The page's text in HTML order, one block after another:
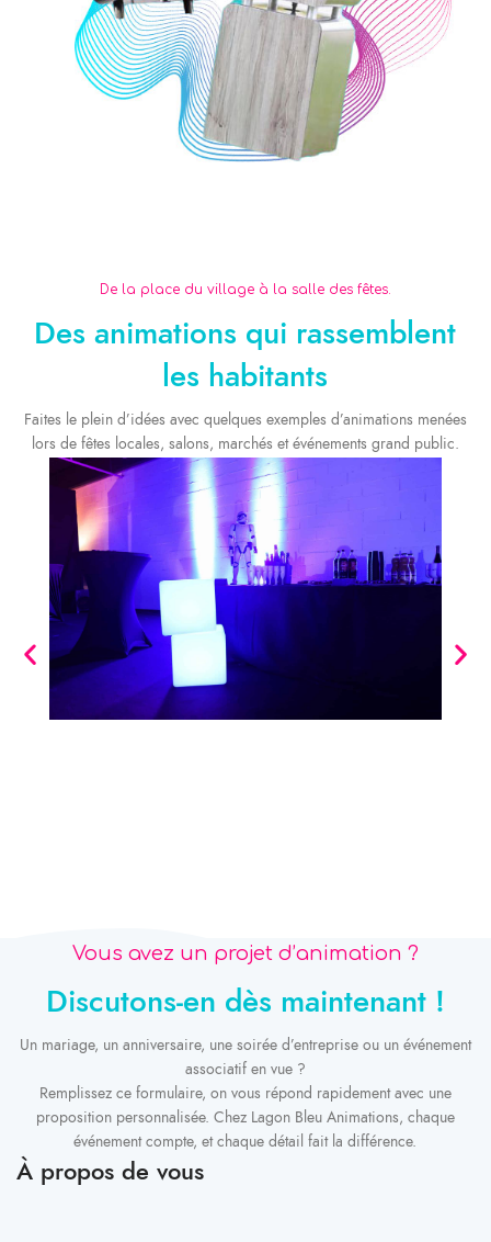
EVG / EVJF
cousinade
gendarmerie
Photobooth & Partage Photo
De la place du village à la salle des fêtes.
Des animations qui rassemblent
les habitants
Faites le plein d’idées avec quelques exemples d’animations menées
lors de fêtes locales, salons, marchés et événements grand public.
Vous avez un projet d’animation ?
Discutons-en dès maintenant !
Un mariage, un anniversaire, une soirée d’entreprise ou un événement
associatif en vue ?
Remplissez ce formulaire, on vous répond rapidement avec une
proposition personnalisée. Chez Lagon Bleu Animations, chaque
événement compte, et chaque détail fait la différence.
À propos de vous